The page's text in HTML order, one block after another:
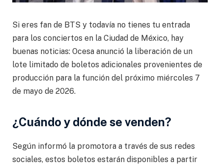
Si eres fan de BTS y todavía no tienes tu entrada
para los conciertos en la Ciudad de México, hay
buenas noticias: Ocesa anunció la liberación de un
lote limitado de boletos adicionales provenientes de
producción para la función del próximo miércoles 7
de mayo de 2026.
¿Cuándo y dónde se venden?
Según informó la promotora a través de sus redes
sociales, estos boletos estarán disponibles a partir